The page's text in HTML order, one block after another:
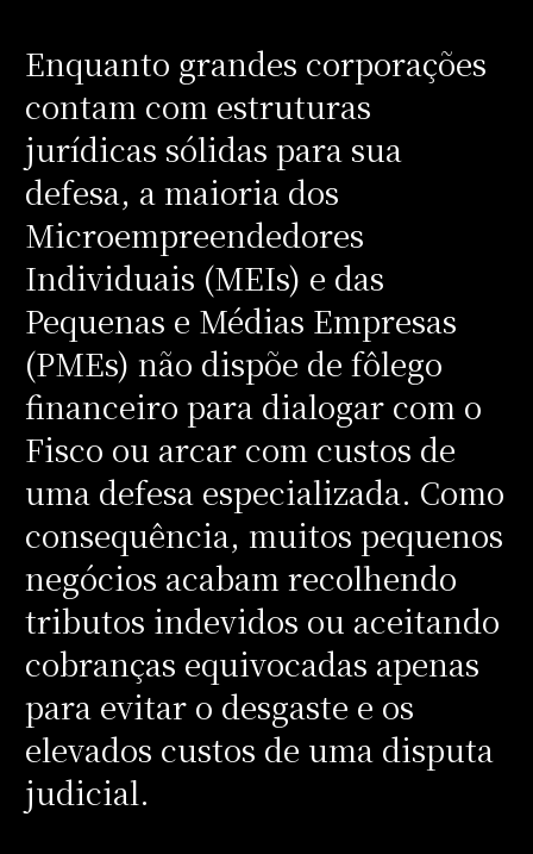
Enquanto grandes corporações
contam com estruturas
jurídicas sólidas para sua
defesa, a maioria dos
Microempreendedores
Individuais (MEIs) e das
Pequenas e Médias Empresas
(PMEs) não dispõe de fôlego
financeiro para dialogar com o
Fisco ou arcar com custos de
uma defesa especializada. Como
consequência, muitos pequenos
negócios acabam recolhendo
tributos indevidos ou aceitando
cobranças equivocadas apenas
para evitar o desgaste e os
elevados custos de uma disputa
judicial.